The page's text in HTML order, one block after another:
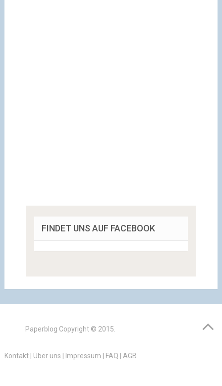
FINDET UNS AUF FACEBOOK
Paperblog Copyright © 2015.
Kontakt| Über uns Impressum FAQ AGB